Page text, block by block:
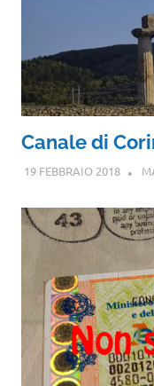
Canale di
19 FEBBRAIO 2018